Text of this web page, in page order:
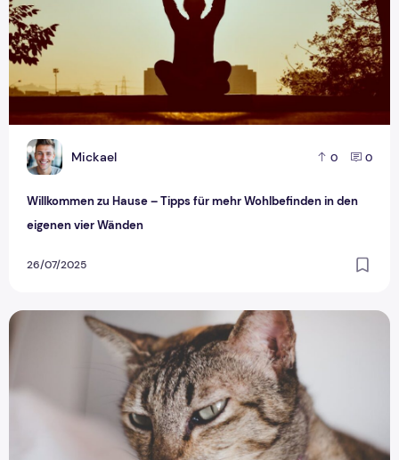
M Mickael 0 0
Willkommen zu Hause – Tipps für mehr Wohlbefinden in den
eigenen vier Wänden
26/07/2025
Pourquoi choisir un collier adapté pour votre chat ?